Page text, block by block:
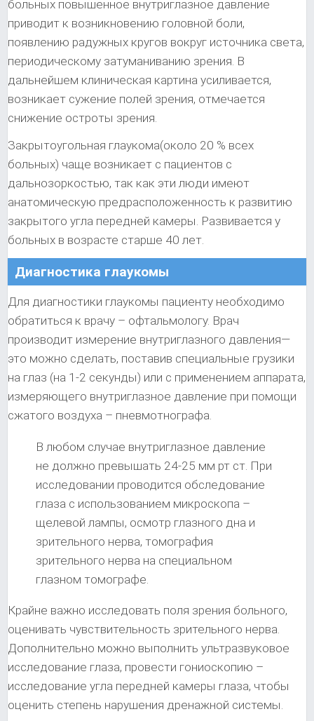
больных повышенное внутриглазное давление
приводит к возникновению головной боли,
появлению радужных кругов вокруг источника света,
периодическому затуманиванию зрения. В
дальнейшем клиническая картина усиливается,
возникает сужение полей зрения, отмечается
снижение остроты зрения.
Закрытоугольная глаукома(около 20 % всех
больных) чаще возникает с пациентов с
дальнозоркостью, так как эти люди имеют
анатомическую предрасположенность к развитию
закрытого угла передней камеры. Развивается у
больных в возрасте старше 40 лет.
Диагностика глаукомы
Для диагностики глаукомы пациенту необходимо
обратиться к врачу – офтальмологу. Врач
производит измерение внутриглазного давления—
это можно сделать, поставив специальные грузики
на глаз (на 1-2 секунды) или с применением аппарата,
измеряющего внутриглазное давление при помощи
сжатого воздуха – пневмотнографа.
В любом случае внутриглазное давление
не должно превышать 24-25 мм рт ст. При
исследовании проводится обследование
глаза с использованием микроскопа –
щелевой лампы, осмотр глазного дна и
зрительного нерва, томография
зрительного нерва на специальном
глазном томографе.
Крайне важно исследовать поля зрения больного,
оценивать чувствительность зрительного нерва.
Дополнительно можно выполнить ультразвуковое
исследование глаза, провести гониоскопию –
исследование угла передней камеры глаза, чтобы
оценить степень нарушения дренажной системы.